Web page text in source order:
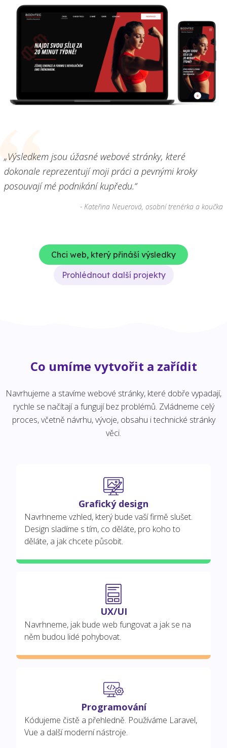
„Výsledkem jsou úžasné webové stránky, které
dokonale reprezentují moji práci a pevnými kroky
posouvají mé podnikání kupředu.“
- Kateřina Neuerová, osobní trenérka a koučka
Chci web, který přináší výsledky
Prohlédnout další projekty
Co umíme vytvořit a zařídit
Navrhujeme a stavíme webové stránky, které dobře vypadají,
rychle se načítají a fungují bez problémů. Zvládneme celý
proces, včetně návrhu, vývoje, obsahu i technické stránky
věci.
Grafický design
Navrhneme vzhled, který bude vaší firmě slušet.
Design sladíme s tím, co děláte, pro koho to
děláte, a jak chcete působit.
UX/UI
Navrhneme, jak bude web fungovat a jak se na
něm budou lidé pohybovat.
Programování
Kódujeme čistě a přehledně. Používáme Laravel,
Vue a další moderní nástroje.